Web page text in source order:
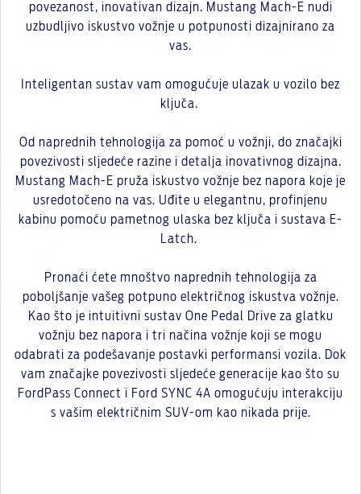
povezanost, inovativan dizajn. Mustang Mach-E nudi
uzbudljivo iskustvo vožnje u potpunosti dizajnirano za
vas.
Inteligentan sustav vam omogućuje ulazak u vozilo bez
ključa.
Od naprednih tehnologija za pomoć u vožnji, do značajki
povezivosti sljedeće razine i detalja inovativnog dizajna.
Mustang Mach-E pruža iskustvo vožnje bez napora koje je
usredotočeno na vas. Uđite u elegantnu, profinjenu
kabinu pomoću pametnog ulaska bez ključa i sustava E-
Latch.
Pronaći ćete mnoštvo naprednih tehnologija za
poboljšanje vašeg potpuno električnog iskustva vožnje.
Kao što je intuitivni sustav One Pedal Drive za glatku
vožnju bez napora i tri načina vožnje koji se mogu
odabrati za podešavanje postavki performansi vozila. Dok
vam značajke povezivosti sljedeće generacije kao što su
FordPass Connect i Ford SYNC 4A omogućuju interakciju
s vašim električnim SUV-om kao nikada prije.